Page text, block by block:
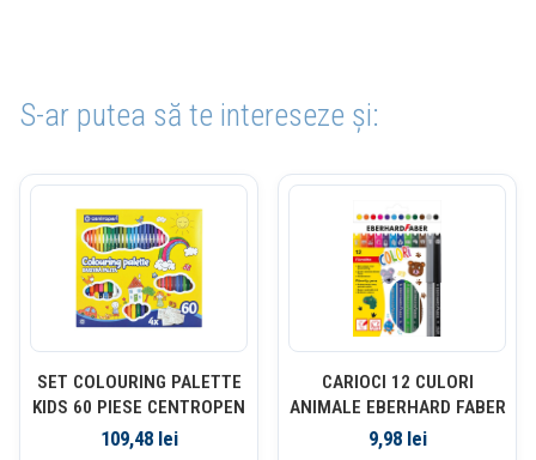
S-ar putea să te intereseze și:
SET COLOURING PALETTE
KIDS 60 PIESE CENTROPEN
109,48 lei
CARIOCI 12 CULORI
ANIMALE EBERHARD FABER
9,98 lei